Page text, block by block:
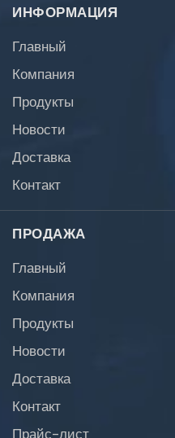
ИНФОРМАЦИЯ
Главный
Компания
Продукты
Новости
Доставка
Контакт
ПРОДАЖА
Главный
Компания
Продукты
Новости
Доставка
Контакт
Прайс-лист